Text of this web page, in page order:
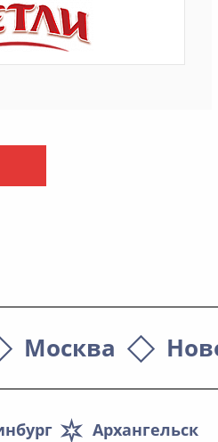
Москва
Архангельск